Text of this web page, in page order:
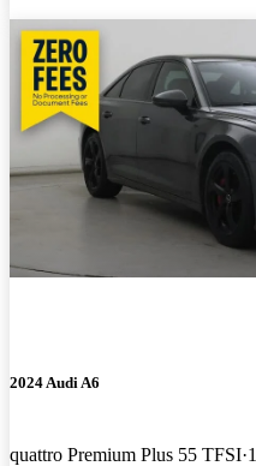
2024 Audi A6
quattro Premium Plus 55 TFSI